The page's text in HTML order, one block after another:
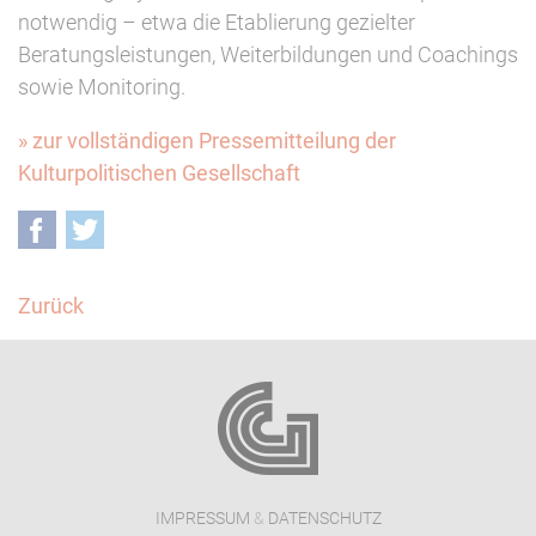
notwendig – etwa die Etablierung gezielter
Beratungsleistungen, Weiterbildungen und Coachings
sowie Monitoring.
» zur vollständigen Pressemitteilung der
Kulturpolitischen Gesellschaft
Facebook
Zurück
IMPRESSUM & DATENSCHUTZ